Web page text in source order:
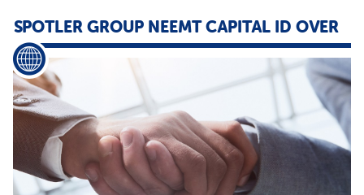
SPOTLER GROUP NEEMT CAPITAL ID OVER